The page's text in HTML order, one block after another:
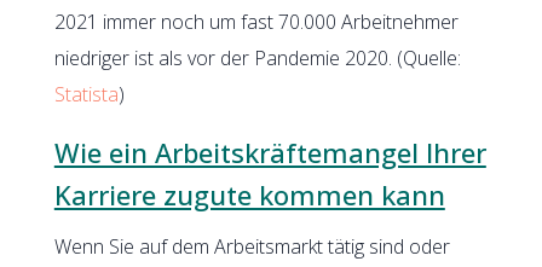
2021 immer noch um fast 70.000 Arbeitnehmer
niedriger ist als vor der Pandemie 2020. (Quelle:
Statista)
Wie ein Arbeitskräftemangel Ihrer
Karriere zugute kommen kann
Wenn Sie auf dem Arbeitsmarkt tätig sind oder